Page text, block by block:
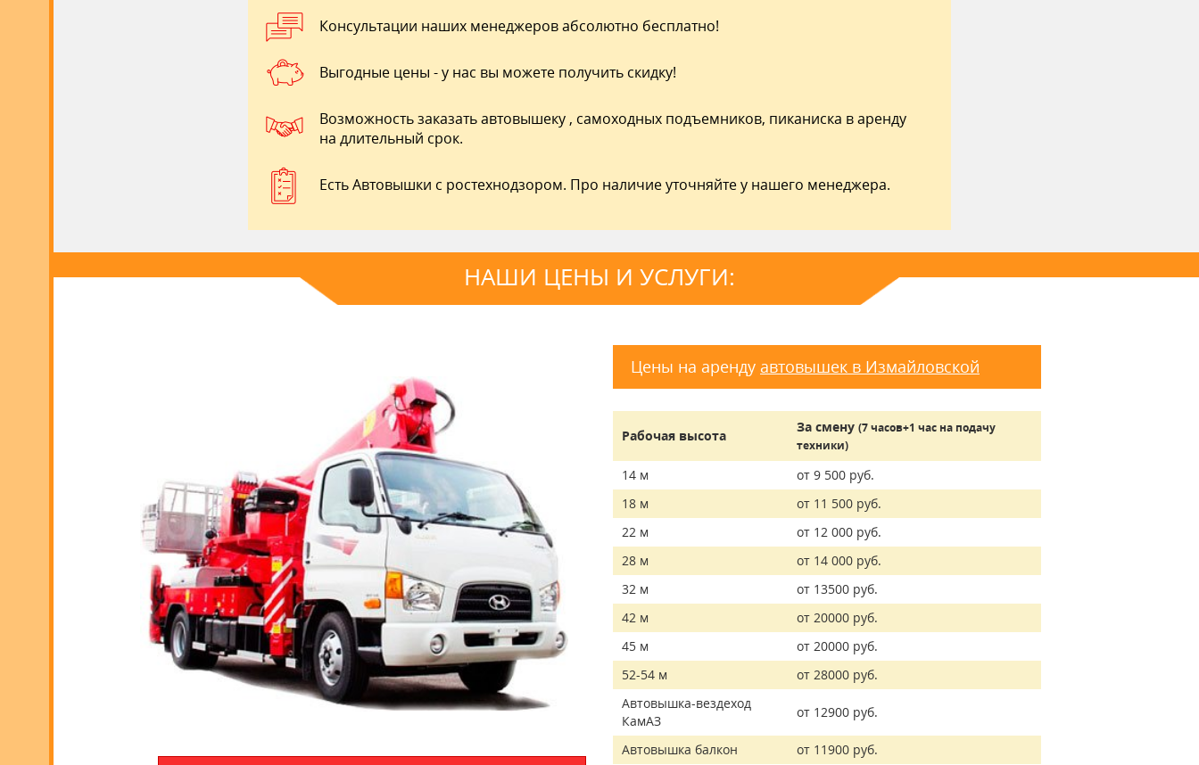
Консультации наших менеджеров абсолютно бесплатно!
Выгодные цены - у нас вы можете получить скидку!
Возможность заказать автовышеку , самоходных подъемников, пиканиска в аренду
на длительный срок.
Есть Автовышки с ростехнодзором. Про наличие уточняйте у нашего менеджера.
НАШИ ЦЕНЫ И УСЛУГИ:
Цены на аренду автовышек в Измайловской
Рабочая высота
За смену (7 часов+1 час на подачу
техники)
14 м
от 9 500 руб.
18 м
от 11 500 руб.
22 м
от 12 000 руб.
28 м
от 14 000 руб.
32 м
от 13500 руб.
42 м
от 20000 руб.
45 м
от 20000 руб.
52-54 м
от 28000 руб.
Автовышка-вездеход
КамАЗ
от 12900 руб.
Автовышка балкон
от 11900 руб.